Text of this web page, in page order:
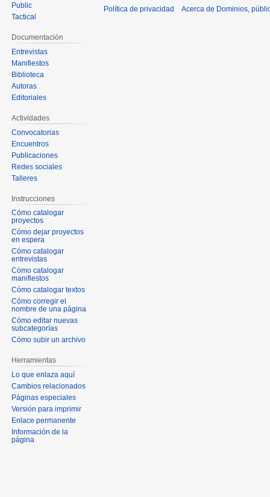
Public
Tactical
Documentación
Entrevistas
Manifiestos
Biblioteca
Autoras
Editoriales
Actividades
Convocatorias
Encuentros
Publicaciones
Redes sociales
Talleres
Instrucciones
Cómo catalogar
proyectos
Cómo dejar proyectos
en espera
Cómo catalogar
entrevistas
Cómo catalogar
manifiestos
Cómo catalogar textos
Cómo corregir el
nombre de una página
Cómo editar nuevas
subcategorías
Cómo subir un archivo
Herramientas
Lo que enlaza aquí
Cambios relacionados
Páginas especiales
Versión para imprimir
Enlace permanente
Información de la
página
Política de privacidad Acerca de Dominios,